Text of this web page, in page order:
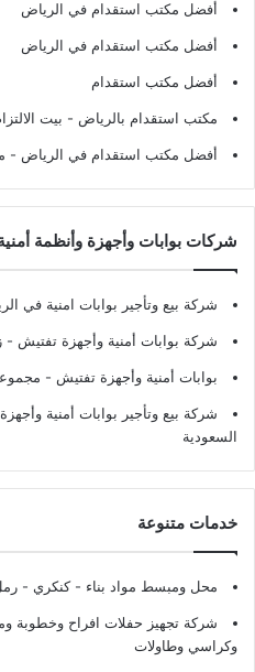
أفضل مكتب استقدام في الرياض
أفضل مكتب استقدام في الرياض
أفضل مكتب استقدام
مكتب استقدام بالرياض - بيت
أفضل مكتب استقدام في الرياض -
شركات بوابات وأجهزة وأنظمة
شركة بيع وتأجير بوابات امنية في
شركة بوابات أمنية وأجهزة تفتيش -
بوابات أمنية وأجهزة تفتيش -
شركة بيع وتأجير بوابات أمنية
السعودية
خدمات متنوعة
محل ومبسط مواد بناء - كنكري -
شركة تجهيز حفلات افراح وخطوبة
وكراسي وطاولات